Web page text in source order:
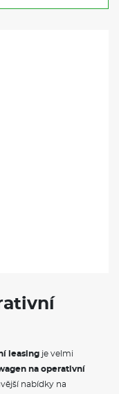
leasing je velmi
na operativní
nabídky na